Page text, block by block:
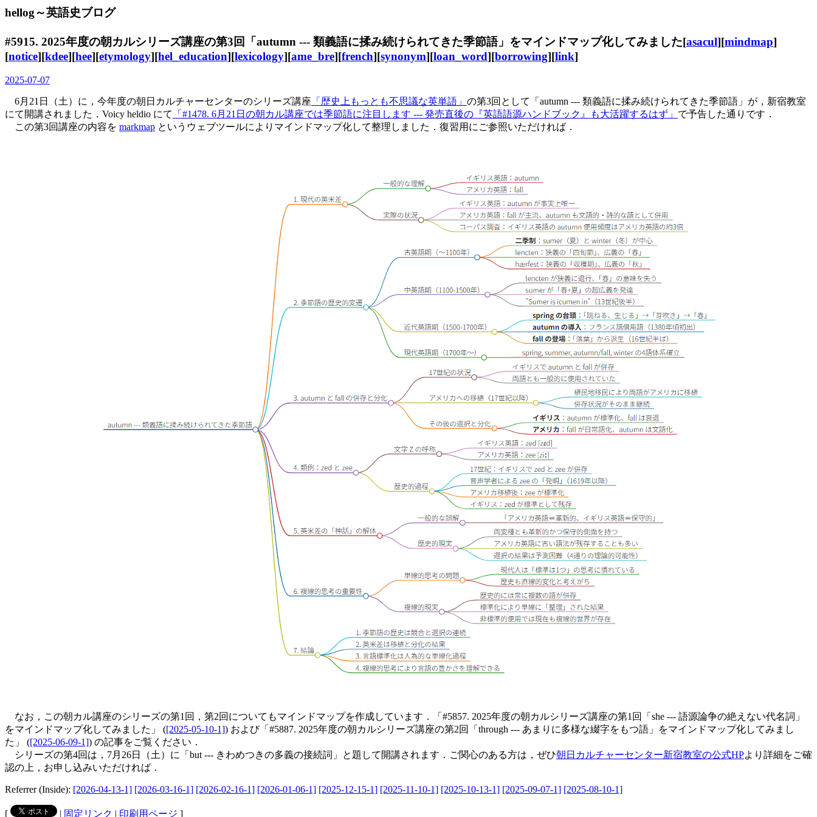
hellog～英語史ブログ
#5915. 2025年度の朝カルシリーズ講座の第3回「autumn --- 類義語に揉み続けられてきた季節語」をマインドマップ化してみました[asacul][mindmap]
[notice][kdee][hee][etymology][hel_education][lexicology][ame_bre][french][synonym][loan_word][borrowing][link]
2025-07-07
6月21日（土）に，今年度の朝日カルチャーセンターのシリーズ講座 「歴史上もっとも不思議な英単語」 の第3回として「autumn --- 類義語に揉み続けられてきた季節語」が，新宿教室
にて開講されました．Voicy heldio にて
「#1478. 6月21日の朝カル講座では季節語に注目します --- 発売直後の『英語語源ハンドブック』も大活躍するはず」 で予告した通りです．
この第3回講座の内容を markmap というウェブツールによりマインドマップ化して整理しました．復習用にご参照いただければ．
なお，この朝カル講座のシリーズの第1回，第2回についてもマインドマップを作成しています．「#5857. 2025年度の朝カルシリーズ講座の第1回「she --- 語源論争の絶えない代名詞」
をマインドマップ化してみました」 ([2025-05-10-1]) および「#5887. 2025年度の朝カルシリーズ講座の第2回「through --- あまりに多様な綴字をもつ語」をマインドマップ化してみまし
た」 ([2025-06-09-1]) の記事をご覧ください．
シリーズの第4回は，7月26日（土）に「but --- きわめつきの多義の接続詞」と題して開講されます．ご関心のある方は，ぜひ朝日カルチャーセンター新宿教室の公式HPより詳細をご確
認の上，お申し込みいただければ．
Referrer (Inside): [2026-04-13-1] [2026-03-16-1] [2026-02-16-1] [2026-01-06-1] [2025-12-15-1] [2025-11-10-1] [2025-10-13-1] [2025-09-07-1] [2025-08-10-1]
[ | 固定リンク | 印刷用ページ ]